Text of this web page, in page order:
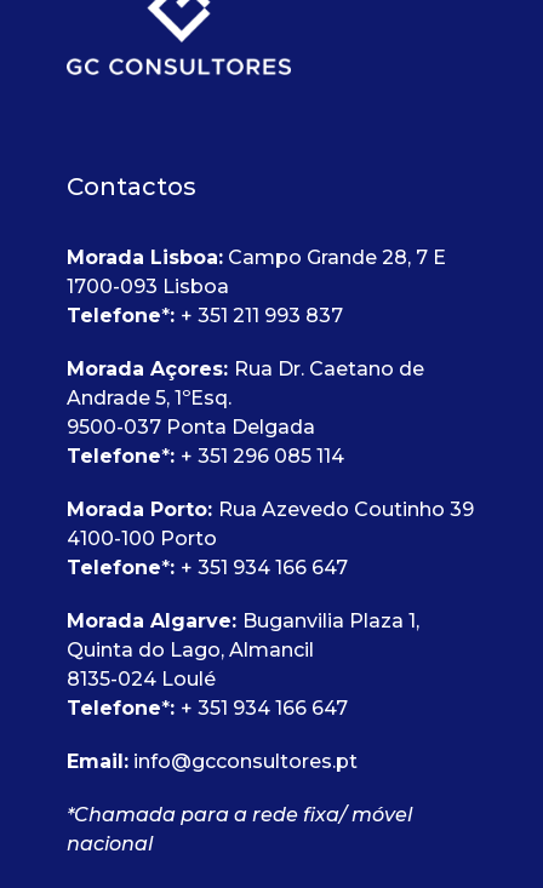
Contactos
Morada Lisboa: Campo Grande 28, 7 E
1700-093 Lisboa
Telefone*: + 351 211 993 837
Morada Açores: Rua Dr. Caetano de
Andrade 5, 1ºEsq.
9500-037 Ponta Delgada
Telefone*: + 351 296 085 114
Morada Porto: Rua Azevedo Coutinho 39
4100-100 Porto
Telefone*: + 351 934 166 647
Morada Algarve: Buganvilia Plaza 1,
Quinta do Lago, Almancil
8135-024 Loulé
Telefone*: + 351 934 166 647
Email: info@gcconsultores.pt
*Chamada para a rede fixa/ móvel
nacional